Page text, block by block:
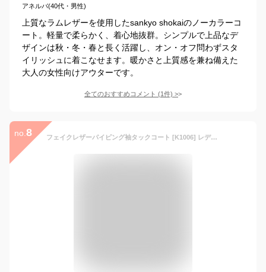
アネルバ(40代・男性)
上質なラムレザーを使用したsankyo shokaiのノーカラーコ
ート。軽量で柔らかく、着心地抜群。シンプルで上品なデ
ザインは秋・冬・春と長く活躍し、オン・オフ問わずスタ
イリッシュに着こなせます。暖かさと上質感を兼ね備えた
大人の女性向けアウターです。
全てのおすすめコメント (1件) >
no. 8 フェイクレザーパイピング袖タックコート [K1006] レディース ロング丈 アウター 冬 無地 ツイード コート ロングコート ステンカラーコート パイピング フェイクレザー ゆったり おしゃれ きれいめ ツイード ベージュ ミント 裏地【送料無料】